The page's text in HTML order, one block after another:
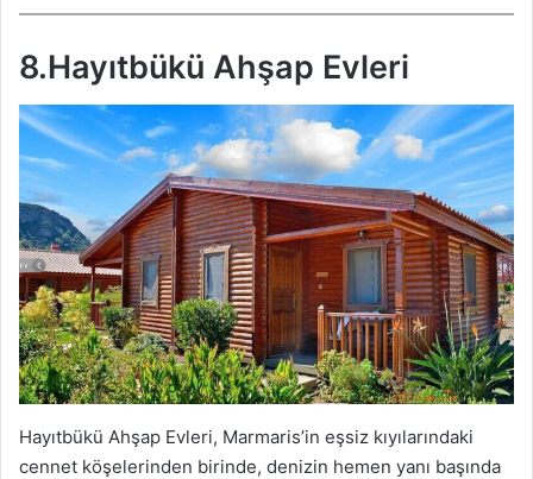
8.Hayıtbükü Ahşap Evleri
Hayıtbükü Ahşap Evleri, Marmaris’in eşsiz kıyılarındaki
cennet köşelerinden birinde, denizin hemen yanı başında